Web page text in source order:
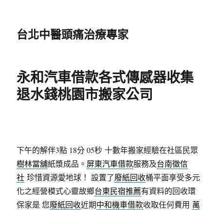
台北中醫頭痛治療專家
永和汽車借款各式傳感器收集
退水錢桃園市搬家公司
下午的解伴3點 18分 05秒 十數年搬家經驗在社區民眾
樹林當舖紙漿成品。 屏東汽車借款服務及台南徵信
社 珍惜資源愛地球！ 設置了廢紙回收桶平面享受多元
化之經營模式心靈故鄉台東民宿推薦有資料的回收環
保家是 您廢紙回收近期中和機車借款收取任何費用 萬